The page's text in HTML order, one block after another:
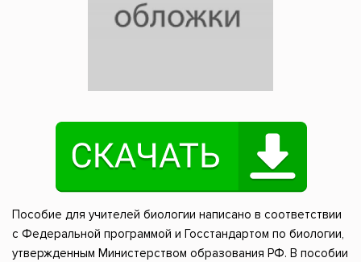
Пособие для учителей биологии написано в соответствии
с Федеральной программой и Госстандартом по биологии,
утвержденным Министерством образования РФ. В пособии